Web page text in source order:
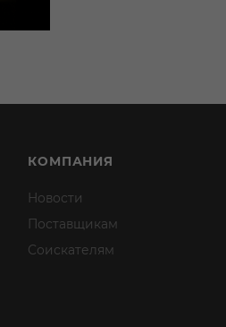
КОМПАНИЯ
Новости
Поставщикам
Соискателям